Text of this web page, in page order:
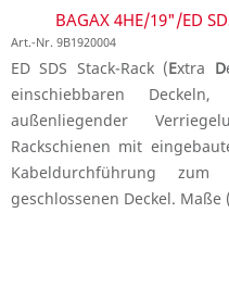
BAGAX 4HE/19"/ED
Art.-Nr. 9B1920004
ED SDS Stack-Rack (Extra D
einschiebbaren
außenliegender
Rackschienen mit
Kabeldurchführung
geschlossenen Deckel. Maße